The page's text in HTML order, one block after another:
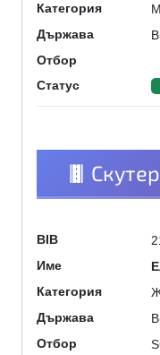
Категория
Държава
Отбор
Статус
BIB
Име
Категория
Държава
Отбор